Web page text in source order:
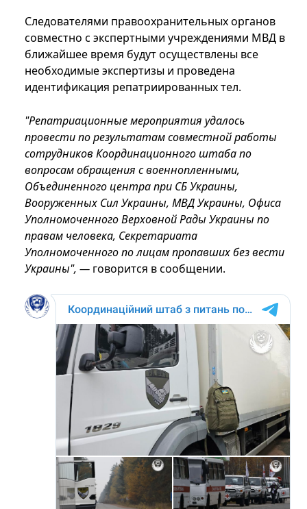
Следователями правоохранительных органов
совместно с экспертными учреждениями МВД в
ближайшее время будут осуществлены все
необходимые экспертизы и проведена
идентификация репатриированных тел.
"Репатриационные мероприятия удалось
провести по результатам совместной работы
сотрудников Координационного штаба по
вопросам обращения с военнопленными,
Объединенного центра при СБ Украины,
Вооруженных Сил Украины, МВД Украины, Офиса
Уполномоченного Верховной Рады Украины по
правам человека, Секретариата
Уполномоченного по лицам пропавших без вести
Украины", — говорится в сообщении.